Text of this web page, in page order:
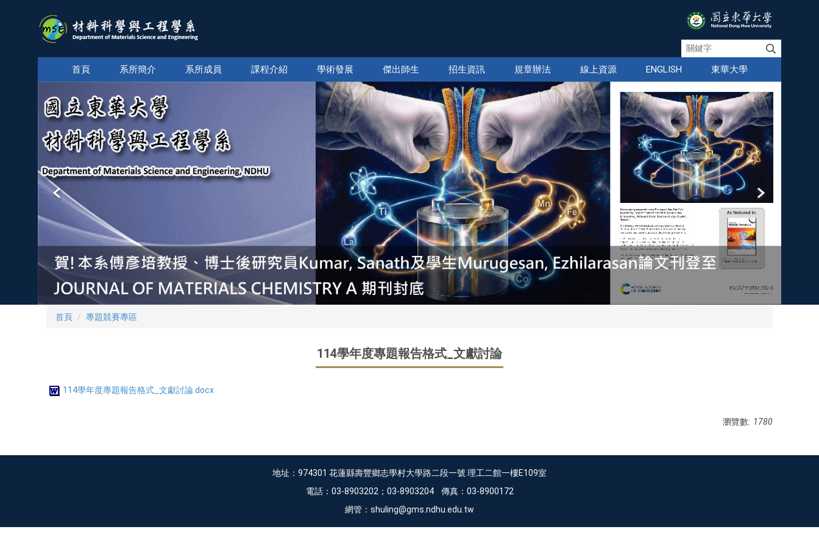
首頁 系所簡介 系所成員 課程介紹 學術發展 傑出師生 招生資訊 規章辦法 線上資源 ENGLISH 東華大學
首頁 專題競賽專區
114學年度專題報告格式_文獻討論
114學年度專題報告格式_文獻討論.docx
瀏覽數: 1780
地址：974301 花蓮縣壽豐鄉志學村大學路二段一號 理工二館一樓E109室
電話：03-8903202；03-8903204 傳真：03-8900172
網管：shuling@gms.ndhu.edu.tw